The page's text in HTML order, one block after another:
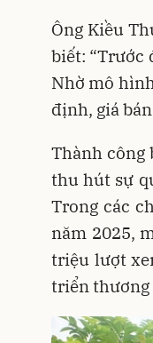
Ông Kiều
biết: “Trước
Nhờ mô
định, giá
Thành công
thu hút sự
Trong các
năm 2025,
triệu lượt
triển thương